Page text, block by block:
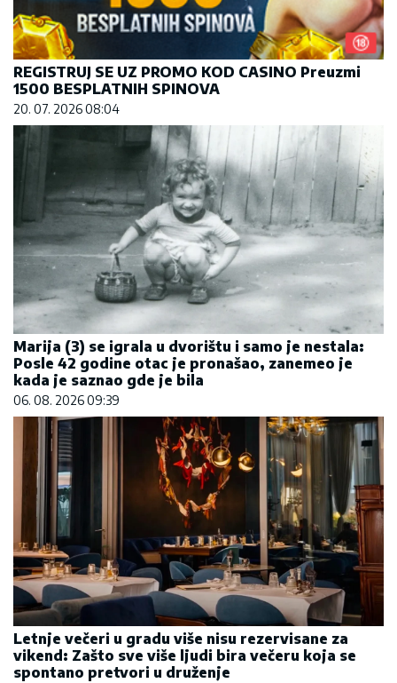
REGISTRUJ SE UZ PROMO KOD CASINO Preuzmi
1500 BESPLATNIH SPINOVA
20. 07. 2026 08:04
Marija (3) se igrala u dvorištu i samo je nestala:
Posle 42 godine otac je pronašao, zanemeo je
kada je saznao gde je bila
06. 08. 2026 09:39
Letnje večeri u gradu više nisu rezervisane za
vikend: Zašto sve više ljudi bira večeru koja se
spontano pretvori u druženje